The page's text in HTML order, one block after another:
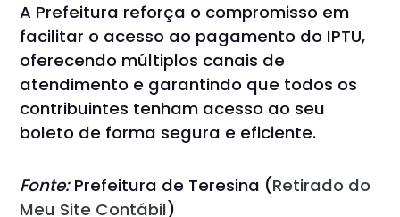
A Prefeitura reforça o compromisso em
facilitar o acesso ao pagamento do IPTU,
oferecendo múltiplos canais de
atendimento e garantindo que todos os
contribuintes tenham acesso ao seu
boleto de forma segura e eficiente.
Fonte:Prefeitura de Teresina (Retirado do
Meu Site Contábil)